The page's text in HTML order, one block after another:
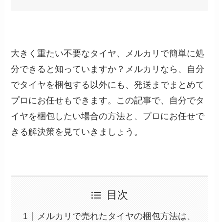
大きく重たい不要なタイヤ、メルカリで簡単に処
分できると知っていますか？メルカリなら、自分
でタイヤを梱包する以外にも、発送までまとめて
プロにお任せもできます。この記事で、自分でタ
イヤを梱包したい場合の方法と、プロにお任せで
きる解決策を見ていきましょう。
目次
メルカリで売れたタイヤの梱包方法は、